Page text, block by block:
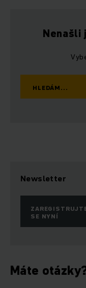
Nenašli
HLEDÁM...
Newsletter
SE NYNÍ
Máte